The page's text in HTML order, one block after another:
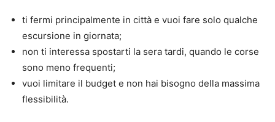
ti fermi principalmente in città e vuoi fare solo qualche
escursione in giornata;
non ti interessa spostarti la sera tardi, quando le corse
sono meno frequenti;
vuoi limitare il budget e non hai bisogno della massima
flessibilità.